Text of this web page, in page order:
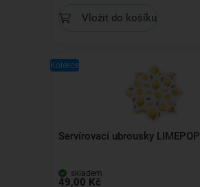
Vložit do košíku
Kolekce
Servírovací ubrousky LIMEPOP
skladem
49,00 Kč